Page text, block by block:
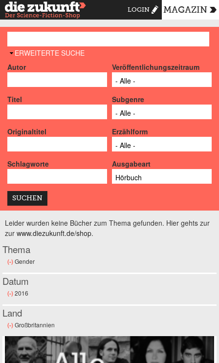
LOGIN MAGAZIN
AUSBLENDEN
ERWEITERTE SUCHE
Autor
Veröffentlichungszeitraum
Titel Subgenre
Originaltitel Erzählform
Schlagworte Ausgabeart
Leider wurden keine Bücher zum Thema gefunden. Hier gehts zur
zur www.diezukunft.de/shop.
Thema
(-)Remove Gender filter
Gender
Datum
(-)Remove 2016 filter
2016
Land
(-)Remove Großbritannien filter
Großbritannien